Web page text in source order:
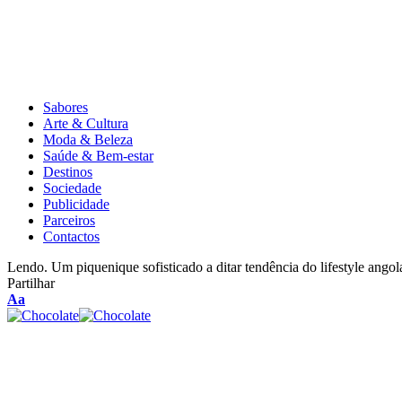
Sabores
Arte & Cultura
Moda & Beleza
Saúde & Bem-estar
Destinos
Sociedade
Publicidade
Parceiros
Contactos
Lendo. Um piquenique sofisticado a ditar tendência do lifestyle
Partilhar
Aa